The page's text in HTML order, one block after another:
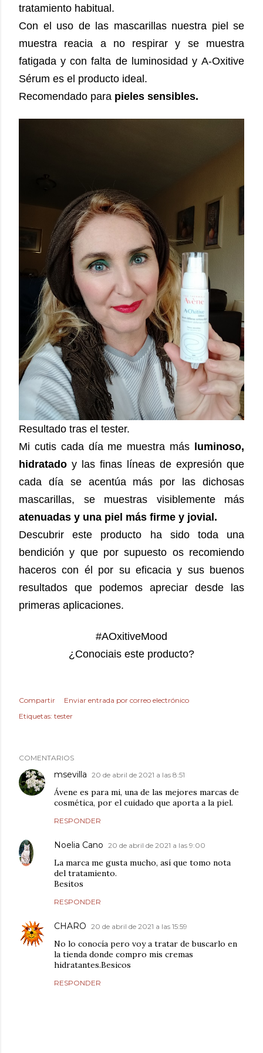
tratamiento habitual.
Con el uso de las mascarillas nuestra piel se
muestra reacia a no respirar y se muestra
fatigada y con falta de luminosidad y A-Oxitive
Sérum es el producto ideal.
Recomendado para pieles sensibles.
Resultado tras el tester.
Mi cutis cada día me muestra más luminoso,
hidratado y las finas líneas de expresión que
cada día se acentúa más por las dichosas
mascarillas, se muestras visiblemente más
atenuadas y una piel más firme y jovial.
Descubrir este producto ha sido toda una
bendición y que por supuesto os recomiendo
haceros con él por su eficacia y sus buenos
resultados que podemos apreciar desde las
primeras aplicaciones.
#AOxitiveMood
¿Conociais este producto?
Compartir
Enviar entrada por correo electrónico
Etiquetas: tester
COMENTARIOS
msevilla 20 de abril de 2021 a las 8:51
Ávene es para mi, una de las mejores marcas de
cosmética, por el cuidado que aporta a la piel.
RESPONDER
Noelia Cano 20 de abril de 2021 a las 9:00
La marca me gusta mucho, así que tomo nota
del tratamiento.
Besitos
RESPONDER
CHARO 20 de abril de 2021 a las 15:59
No lo conocía pero voy a tratar de buscarlo en
la tienda donde compro mis cremas
hidratantes.Besicos
RESPONDER